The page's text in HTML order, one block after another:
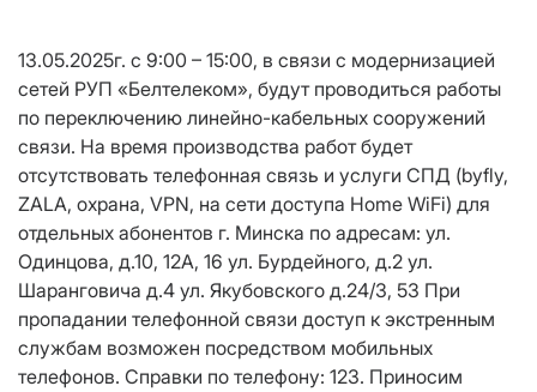
13.05.2025г. с 9:00 – 15:00, в связи с модернизацией
сетей РУП «Белтелеком», будут проводиться работы
по переключению линейно-кабельных сооружений
связи. На время производства работ будет
отсутствовать телефонная связь и услуги СПД (byfly,
ZALA, охрана, VPN, на сети доступа Home WiFi) для
отдельных абонентов г. Минска по адресам: ул.
Одинцова, д.10, 12А, 16 ул. Бурдейного, д.2 ул.
Шаранговича д.4 ул. Якубовского д.24/3, 53 При
пропадании телефонной связи доступ к экстренным
службам возможен посредством мобильных
телефонов. Справки по телефону: 123. Приносим